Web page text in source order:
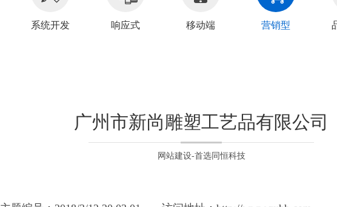
系统开发 响应式 移动端 营销型
广州市新尚雕塑工艺品有限公司
网站建设-首选同恒科技